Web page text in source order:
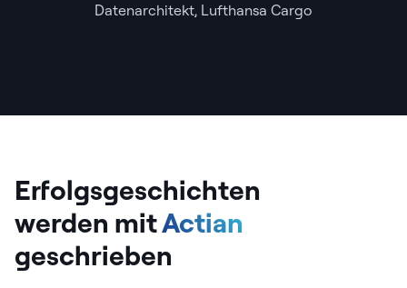
Datenarchitekt, Lufthansa Cargo
Erfolgsgeschichten
werden mitActian
geschrieben